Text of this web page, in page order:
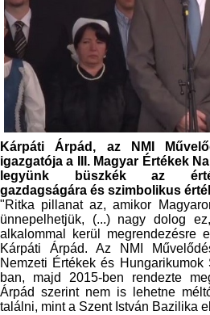
Kárpáti Árpád, az NMI
igazgatója a III. Magyar Értékek
legyünk büszkék az
gazdagságára és szimbolikus
"Ritka pillanat az, amikor
ünnepelhetjük, (...) nagy dolog
alkalommal kerül megrendezésre
Kárpáti Árpád. Az NMI
Nemzeti Értékek és
ban, majd 2015-ben rendezte
Árpád szerint nem is lehetne
találni, mint a Szent István Bazilika